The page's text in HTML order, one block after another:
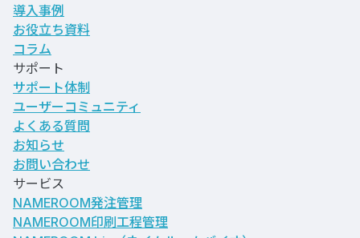
導入事例
お役立ち資料
コラム
サポート
サポート体制
ユーザーコミュニティ
よくある質問
お知らせ
お問い合わせ
サービス
NAMEROOM発注管理
NAMEROOM印刷工程管理